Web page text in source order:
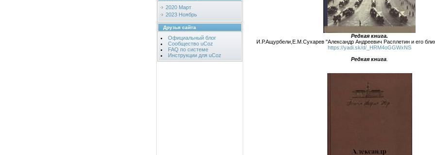
2020 Март
2023 Ноябрь
Друзья сайта
Официальный блог
Сообщество uCoz
FAQ по системе
Инструкции для uCoz
Редкая книга.
И.Р.Ащурбели,Е.М.Сухарев "Александр Андреевич Расплетин и его
https://yadi.sk/d/_HRM4oGGWxNS
Редкая книга